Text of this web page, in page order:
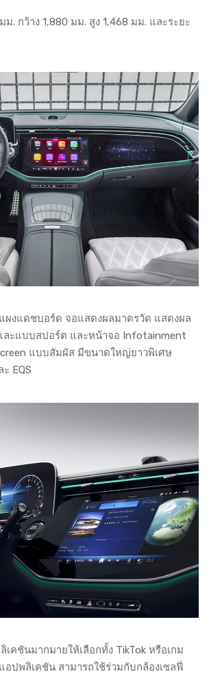
. กว้าง 1,880 มม. สูง 1,468 มม. และระยะ
ผงแดชบอร์ด จอแสดงผลมาตรวัด แสดงผล
ะแบบสปอร์ต และหน้าจอ Infotainment
แบบสัมผัส มีขนาดใหญ่ยาวพิเศษ
EQS
คชันมากมายให้เลือกทั้ง TikTok หรือเกม
อปพลิเคชัน สามารถใช้ร่วมกับกล้องเซลฟี่